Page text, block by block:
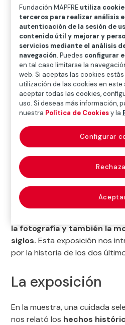
03.OCT.2013──05.ENE.2014
Dónde
Sala Recoletos
Paseo Recoletos 23, 28004 Madrid
Los acontecimientos
marcaron la evolución de la
la fotografía y también la
siglos. Esta exposición nos
por la historia de los dos
La exposición
En la muestra, una cuidada
nos relató los hechos
Fundación MAPFRE utiliza
terceros para realizar análisis
autenticación de la sesión de
contenido útil y mejorar y
servicios mediante el análisis
navegación. Puedes configurar
en tal caso limitarse la
web. Si aceptas las cookies
utilización de las cookies en este
aceptar todas las cookies,
uso. Si deseas más información,
nuestra Política de Cookiesy la
Configurar